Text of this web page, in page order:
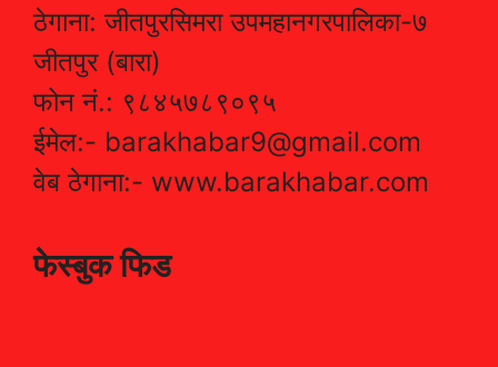
ठेगाना: जीतपुरसिमरा उपमहानगरपालिका-७
जीतपुर (बारा)
फोन नं.: ९८४५७८९०९५
ईमेल:- barakhabar9@gmail.com
वेब ठेगाना:- www.barakhabar.com
फेस्बुक फिड